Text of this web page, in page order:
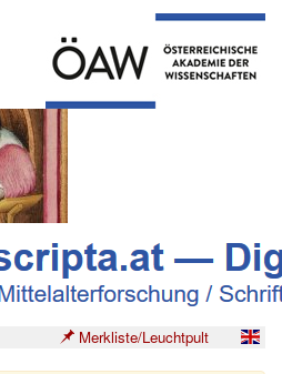
Merkliste/Leuchtpult